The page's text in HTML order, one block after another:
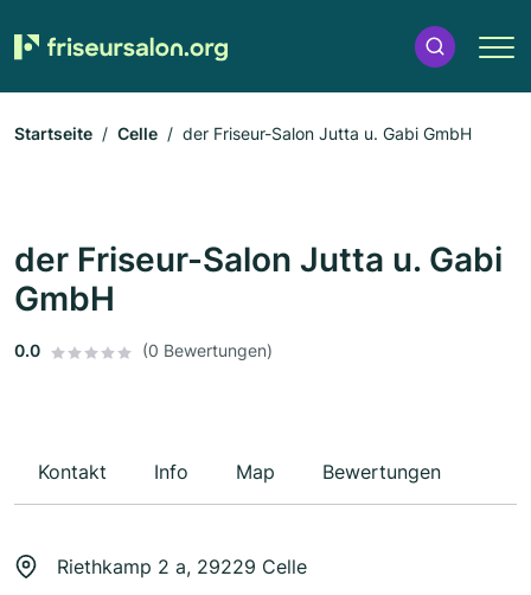
Startseite Celle der Friseur-Salon Jutta u. Gabi GmbH
der Friseur-Salon Jutta u. Gabi
GmbH
0.0 (0 Bewertungen)
Kontakt Info Map Bewertungen
Riethkamp 2 a, 29229 Celle